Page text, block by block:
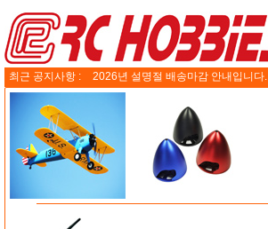
최근 공지사항 : 2026년 설명절 배송마감 안내입니다.